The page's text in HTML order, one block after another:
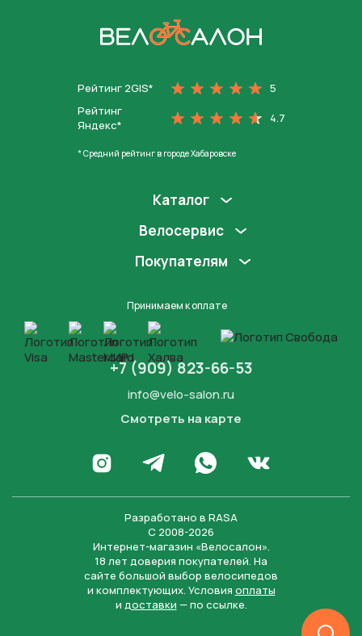
Рейтинг 2GIS*
5
Рейтинг
Яндекс*
4.7
* Средний рейтинг в городе Хабаровске
Каталог
Велосервис
Покупателям
Принимаем к оплате
+7 (909) 823-66-53
info@velo-salon.ru
Смотреть на карте
Перейти в Инстаграм
Написать в Телеграм
Написать в WhatsApp
Перейти во
Разработано в RASA
С 2008-2026
Интернет-магазин «Велосалон».
18 лет доверия покупателей. На
сайте большой выбор велосипедов
и комплектующих. Условия оплаты
и доставки — по ссылке.